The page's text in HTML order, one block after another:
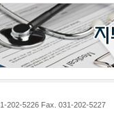
202-5226 Fax. 031-202-5227